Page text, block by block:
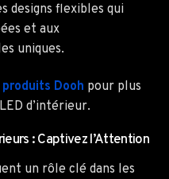
designs flexibles qui
et aux
uniques.
Dooh pour plus
d’intérieur.
: Captivez l’Attention
un rôle clé dans les